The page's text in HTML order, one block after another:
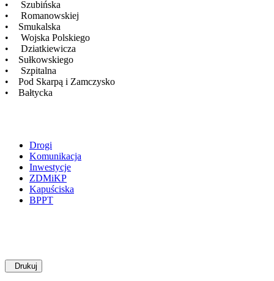
• Szubińska
• Romanowskiej
• Smukalska
• Wojska Polskiego
• Dziatkiewicza
• Sułkowskiego
• Szpitalna
• Pod Skarpą i Zamczysko
• Bałtycka
Drogi
Komunikacja
Inwestycje
ZDMiKP
Kapuściska
BPPT
Drukuj